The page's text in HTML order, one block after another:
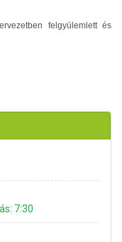
felgyülemlett és
7:30